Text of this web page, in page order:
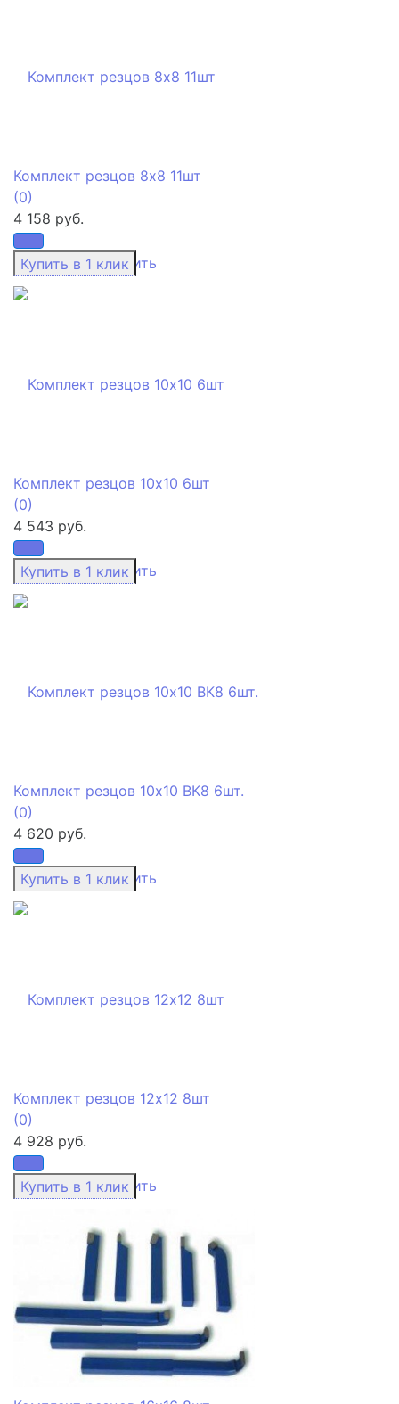
избранное сравнить
Комплект резцов 8х8 11шт
(0)
4 158 руб.
избранное сравнить
Комплект резцов 10х10 6шт
(0)
4 543 руб.
избранное сравнить
Комплект резцов 10х10 ВК8 6шт.
(0)
4 620 руб.
избранное сравнить
Комплект резцов 12х12 8шт
(0)
4 928 руб.